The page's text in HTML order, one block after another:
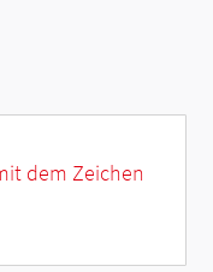
dem Zeichen